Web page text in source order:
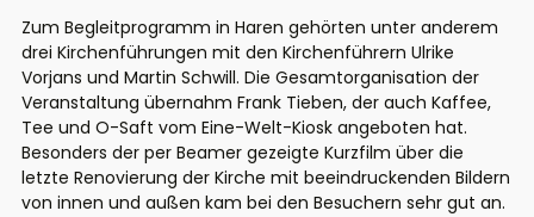
Zum Begleitprogramm in Haren gehörten unter anderem
drei Kirchenführungen mit den Kirchenführern Ulrike
Vorjans und Martin Schwill. Die Gesamtorganisation der
Veranstaltung übernahm Frank Tieben, der auch Kaffee,
Tee und O-Saft vom Eine-Welt-Kiosk angeboten hat.
Besonders der per Beamer gezeigte Kurzfilm über die
letzte Renovierung der Kirche mit beeindruckenden Bildern
von innen und außen kam bei den Besuchern sehr gut an.